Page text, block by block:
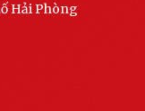
Hải Phòng